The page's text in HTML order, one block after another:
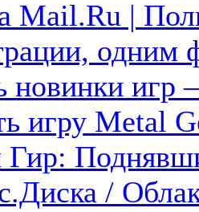
Mail.Ru |
одним
новинки
игру Metal
Гир:
/